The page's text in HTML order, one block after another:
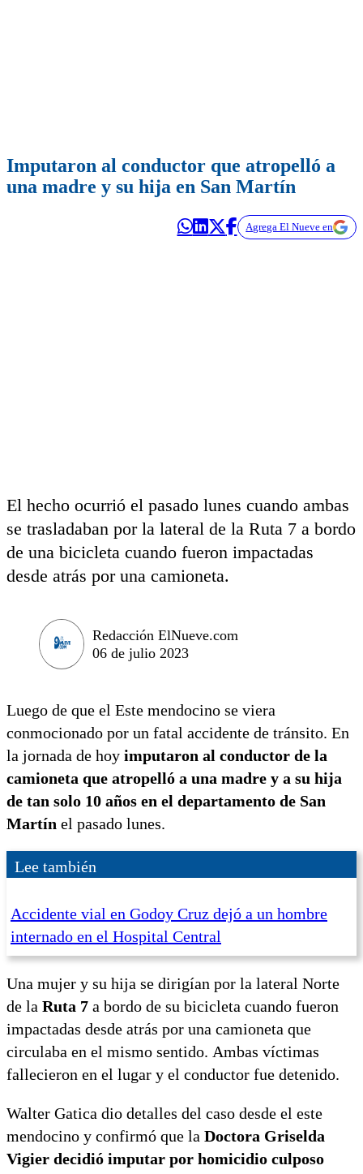
Imputaron al conductor que atropelló a
una madre y su hija en San Martín
Agrega El Nueve en
El hecho ocurrió el pasado lunes cuando ambas
se trasladaban por la lateral de la Ruta 7 a bordo
de una bicicleta cuando fueron impactadas
desde atrás por una camioneta.
Redacción ElNueve.com
06 de julio 2023
Luego de que el Este mendocino se viera
conmocionado por un fatal accidente de tránsito. En
la jornada de hoy imputaron al conductor de la
camioneta que atropelló a una madre y a su hija
de tan solo 10 años en el departamento de San
Martín el pasado lunes.
Lee también
Accidente vial en Godoy Cruz dejó a un hombre
internado en el Hospital Central
Una mujer y su hija se dirigían por la lateral Norte
de la Ruta 7 a bordo de su bicicleta cuando fueron
impactadas desde atrás por una camioneta que
circulaba en el mismo sentido. Ambas víctimas
fallecieron en el lugar y el conductor fue detenido.
Walter Gatica dio detalles del caso desde el este
mendocino y confirmó que la Doctora Griselda
Vigier decidió imputar por homicidio culposo